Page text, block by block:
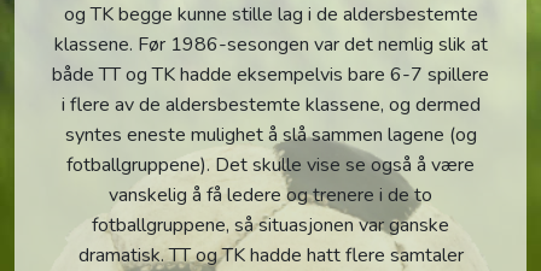
og TK begge kunne stille lag i de aldersbestemte
klassene. Før 1986-sesongen var det nemlig slik at
både TT og TK hadde eksempelvis bare 6-7 spillere
i flere av de aldersbestemte klassene, og dermed
syntes eneste mulighet å slå sammen lagene (og
fotballgruppene). Det skulle vise se også å være
vanskelig å få ledere og trenere i de to
fotballgruppene, så situasjonen var ganske
dramatisk. TT og TK hadde hatt flere samtaler